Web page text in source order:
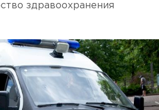
здравоохранения